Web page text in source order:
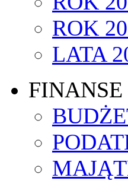
ROK
LATA